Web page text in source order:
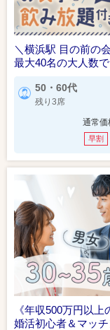
＼横浜駅 目の前の
最大40名の大人数
50・60代
残り3席
通常価
早割
《年収500万円以上
婚活初心者＆マッ